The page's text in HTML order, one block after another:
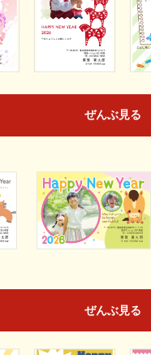
ぜんぶ見る
ぜんぶ見る